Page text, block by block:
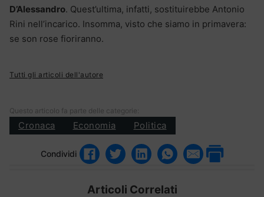
D’Alessandro. Quest’ultima, infatti, sostituirebbe Antonio
Rini nell’incarico. Insomma, visto che siamo in primavera:
se son rose fioriranno.
Tutti gli articoli dell'autore
Questo articolo fa parte delle categorie:
Cronaca Economia Politica
Condividi
Articoli Correlati